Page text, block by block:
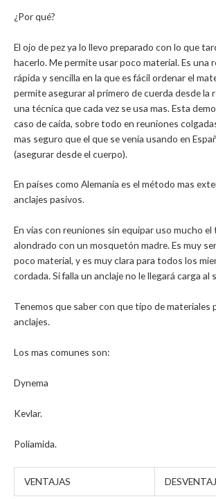
¿Por qué?
El ojo de pez ya lo llevo preparado con lo que
hacerlo. Me permite usar poco material. Es una
rápida y sencilla en la que es fácil ordenar el
permite asegurar al primero de cuerda desde la
una técnica que cada vez se usa mas. Esta
caso de caída, sobre todo en reuniones
mas seguro que el que se venía usando en
(asegurar desde el cuerpo).
En países como Alemania es el método mas
anclajes pasivos.
En vías con reuniones sin equipar uso mucho el
alondrado con un mosquetón madre. Es muy
poco material, y es muy clara para todos los
cordada. Si falla un anclaje no le llegará carga al
Tenemos que saber con que tipo de materiales
anclajes.
Los mas comunes son:
Dynema
Kevlar.
Poliamida.
VENTAJAS